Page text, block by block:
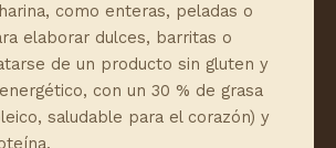
como enteras, peladas o
elaborar dulces, barritas o
de un producto sin gluten y
con un 30 % de grasa
saludable para el corazón) y